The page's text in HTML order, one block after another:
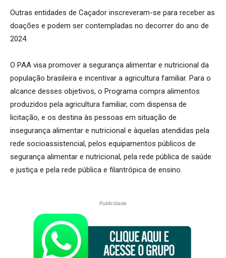
Outras entidades de Caçador inscreveram-se para receber as
doações e podem ser contempladas no decorrer do ano de
2024.
O PAA visa promover a segurança alimentar e nutricional da
população brasileira e incentivar a agricultura familiar. Para o
alcance desses objetivos, o Programa compra alimentos
produzidos pela agricultura familiar, com dispensa de
licitação, e os destina às pessoas em situação de
insegurança alimentar e nutricional e àquelas atendidas pela
rede socioassistencial, pelos equipamentos públicos de
segurança alimentar e nutricional, pela rede pública de saúde
e justiça e pela rede pública e filantrópica de ensino.
Publicidade